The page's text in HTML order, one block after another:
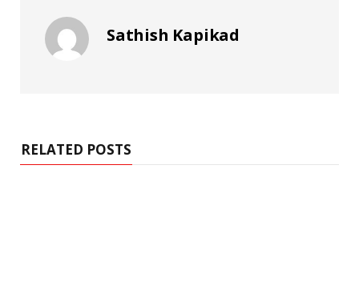
Sathish Kapikad
RELATED POSTS